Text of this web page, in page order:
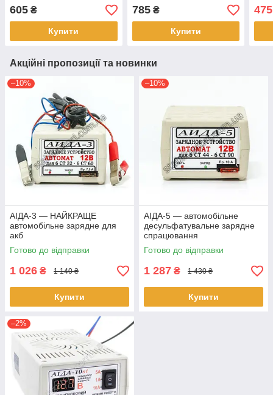
605 ₴
Купити
785₴
Купити
475
Акційні пропозиції та новинки
–10%
АІДА-3 — НАЙКРАЩЕ
автомобільне зарядне для
акб
Готово до відправки
1 026 ₴ 1 140 ₴
Купити
–10%
АІДА-5 — автомобільне
десульфатувальне зарядне
спрацювання
Готово до відправки
1 287 ₴ 1 430 ₴
Купити
–2%